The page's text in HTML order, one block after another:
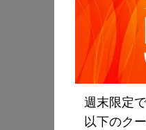
週末限定
以下のク